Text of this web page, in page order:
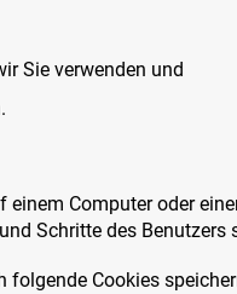
Sie verwenden und
Computer oder
Schritte des
Cookies